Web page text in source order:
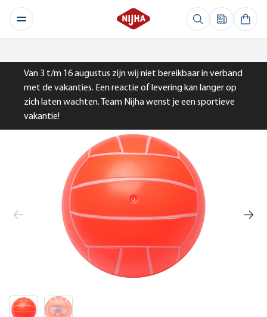
Van 3 t/m 16 augustus zijn wij niet bereikbaar in verband
met de vakanties. Een reactie of levering kan langer op
zich laten wachten. Team Nijha wenst je een sportieve
vakantie!